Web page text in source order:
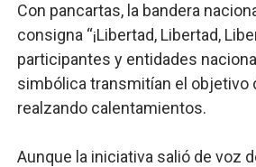
Con pancartas, la bandera
consigna “¡Libertad, Libertad,
participantes y entidades
simbólica transmitían el objetivo
realzando calentamientos.
Aunque la iniciativa salió de voz